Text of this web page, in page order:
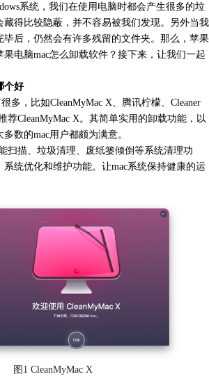
系统，我们在使用电脑时都会产生很多的垃
得比较隐蔽，并不容易被我们发现。另外当我
后，仍然会有许多残留的文件夹。那么，苹果
电脑mac怎么卸载软件？接下来，让我们一起
个好
多，比如CleanMyMac X、腾讯柠檬、Cleaner
荐CleanMyMac X。其简单实用的卸载功能，以
数的mac用户都颇为满意。
扫描、垃圾清理、废纸篓倾倒等系统清理功
统优化和维护功能。让mac系统保持健康的运
图1 CleanMyMac X